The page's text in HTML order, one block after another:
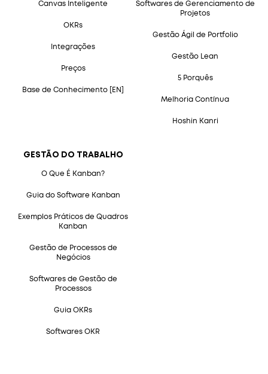
Canvas Inteligente
OKRs
Integrações
Preços
Base de Conhecimento [EN]
GESTÃO DO TRABALHO
O Que É Kanban?
Guia do Software Kanban
Exemplos Práticos de Quadros
Kanban
Gestão de Processos de
Negócios
Softwares de Gestão de
Processos
Guia OKRs
Softwares OKR
Softwares de Gerenciamento de
Projetos
Gestão Ágil de Portfolio
Gestão Lean
5 Porquês
Melhoria Contínua
Hoshin Kanri